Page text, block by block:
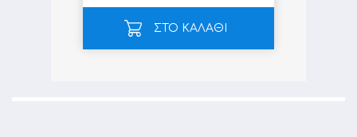
ΣΤΟ ΚΑΛΑΘΙ